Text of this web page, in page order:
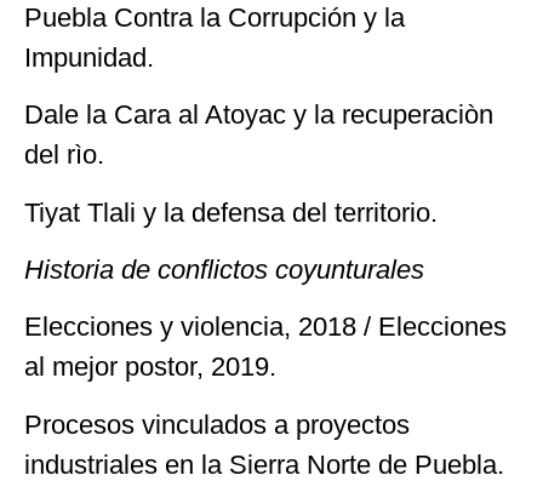
Puebla Contra la Corrupción y la
Impunidad.
Dale la Cara al Atoyac y la recuperaciòn
del rìo.
Tiyat Tlali y la defensa del territorio.
Historia de conflictos coyunturales
Elecciones y violencia, 2018 / Elecciones
al mejor postor, 2019.
Procesos vinculados a proyectos
industriales en la Sierra Norte de Puebla.